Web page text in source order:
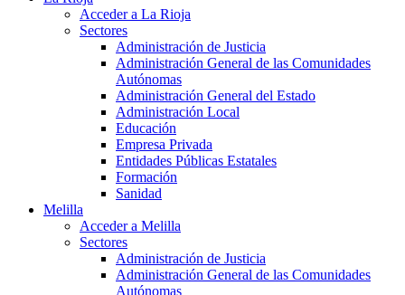
Acceder a La Rioja
Sectores
Administración de Justicia
Administración General de las Comunidades
Autónomas
Administración General del Estado
Administración Local
Educación
Empresa Privada
Entidades Públicas Estatales
Formación
Sanidad
Melilla
Acceder a Melilla
Sectores
Administración de Justicia
Administración General de las Comunidades
Autónomas